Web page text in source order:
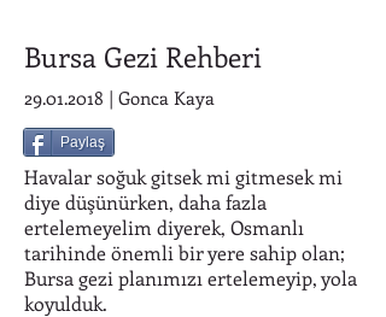
Bursa Gezi Rehberi
29.01.2018 | Gonca Kaya
Paylaş
Havalar soğuk gitsek mi gitmesek mi
diye düşünürken, daha fazla
ertelemeyelim diyerek, Osmanlı
tarihinde önemli bir yere sahip olan;
Bursa gezi planımızı ertelemeyip, yola
koyulduk.